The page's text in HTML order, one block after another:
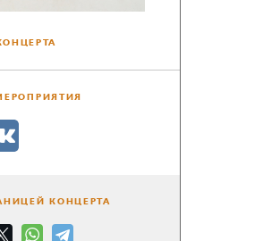
КОНЦЕРТА